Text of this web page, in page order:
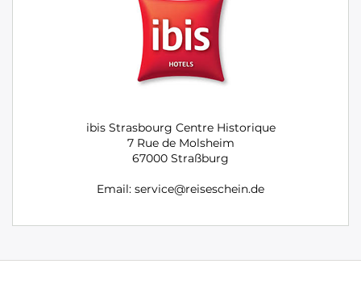
ibis Strasbourg Centre Historique
7 Rue de Molsheim
67000 Straßburg
Email: service@reiseschein.de